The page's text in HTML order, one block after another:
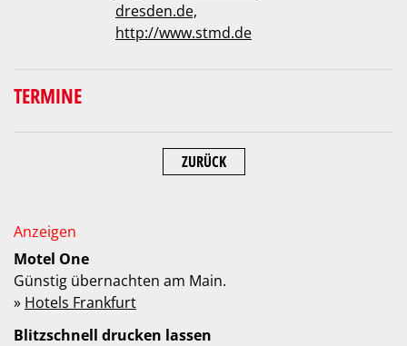
dresden.de,
http://www.stmd.de
TERMINE
ZURÜCK
Motel One
Günstig übernachten am Main.
» Hotels Frankfurt
Blitzschnell drucken lassen